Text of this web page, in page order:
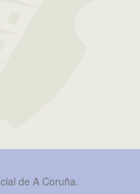
de A Coruña.